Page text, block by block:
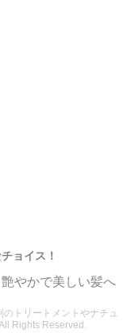
ョイス！
やかで美しい髪へ
トリートメントやナチュ
Rights Reserved.